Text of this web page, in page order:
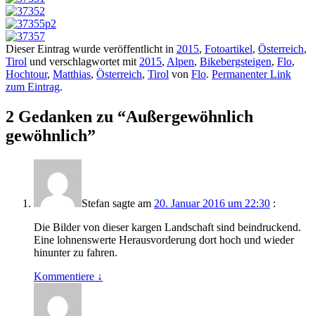
Dieser Eintrag wurde veröffentlicht in 2015, Fotoartikel, Österreich,
Tirol und verschlagwortet mit 2015, Alpen, Bikebergsteigen, Flo,
Hochtour, Matthias, Österreich, Tirol von Flo. Permanenter Link
zum Eintrag.
2 Gedanken zu “Außergewöhnlich
gewöhnlich”
Stefan sagte am 20. Januar 2016 um 22:30 :
Die Bilder von dieser kargen Landschaft sind beindruckend.
Eine lohnenswerte Herausvorderung dort hoch und wieder
hinunter zu fahren.
Kommentiere ↓